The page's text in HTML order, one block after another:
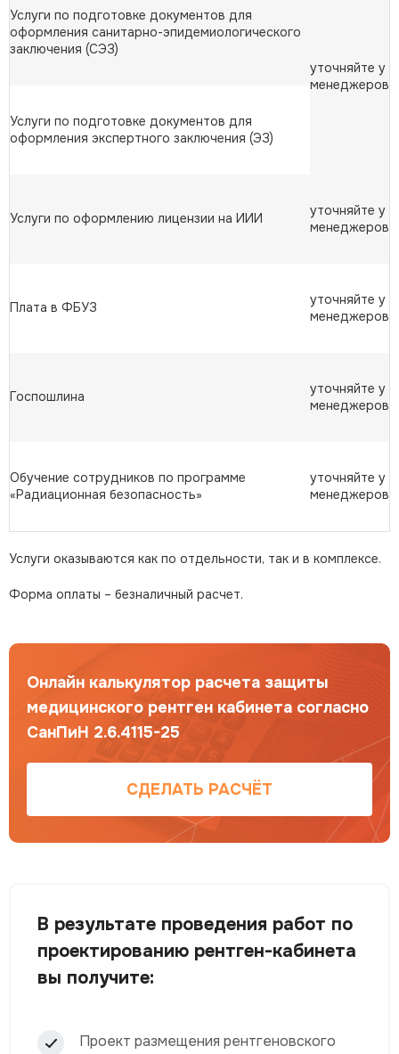
Услуги по подготовке документов для
оформления санитарно-эпидемиологического
заключения (СЭЗ)
уточняйте у
менеджеров
Услуги по подготовке документов для
оформления экспертного заключения (ЭЗ)
Услуги по оформлению лицензии на ИИИ
уточняйте у
менеджеров
Плата в ФБУЗ
уточняйте у
менеджеров
Госпошлина
уточняйте у
менеджеров
Обучение сотрудников по программе
«Радиационная безопасность»
уточняйте у
менеджеров
Услуги оказываются как по отдельности, так и в комплексе.
Форма оплаты – безналичный расчет.
Онлайн калькулятор расчета защиты
медицинского рентген кабинета согласно
СанПиН 2.6.4115-25
СДЕЛАТЬ РАСЧЁТ
В результате проведения работ по
проектированию рентген-кабинета
вы получите:
Проект размещения рентгеновского